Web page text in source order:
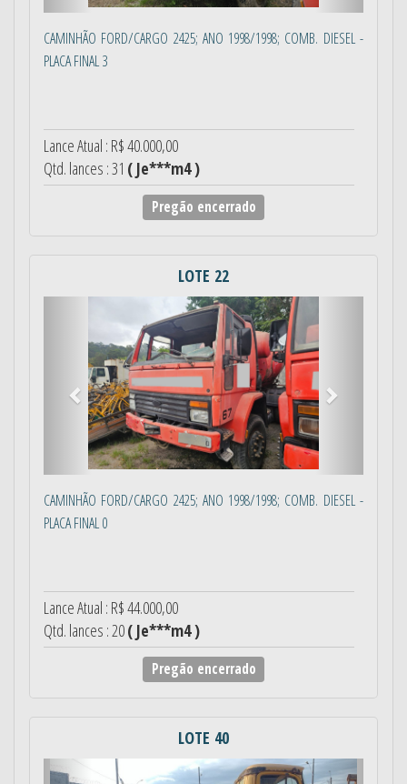
CAMINHÃO FORD/CARGO 2425; ANO 1998/1998; COMB. DIESEL -
PLACA FINAL 3
Lance Atual : R$ 40.000,00
Qtd. lances : 31 ( Je***m4 )
Pregão encerrado
LOTE 22
CAMINHÃO FORD/CARGO 2425; ANO 1998/1998; COMB. DIESEL -
PLACA FINAL 0
Lance Atual : R$ 44.000,00
Qtd. lances : 20( Je***m4 )
Pregão encerrado
LOTE 40
Anterior Próximo